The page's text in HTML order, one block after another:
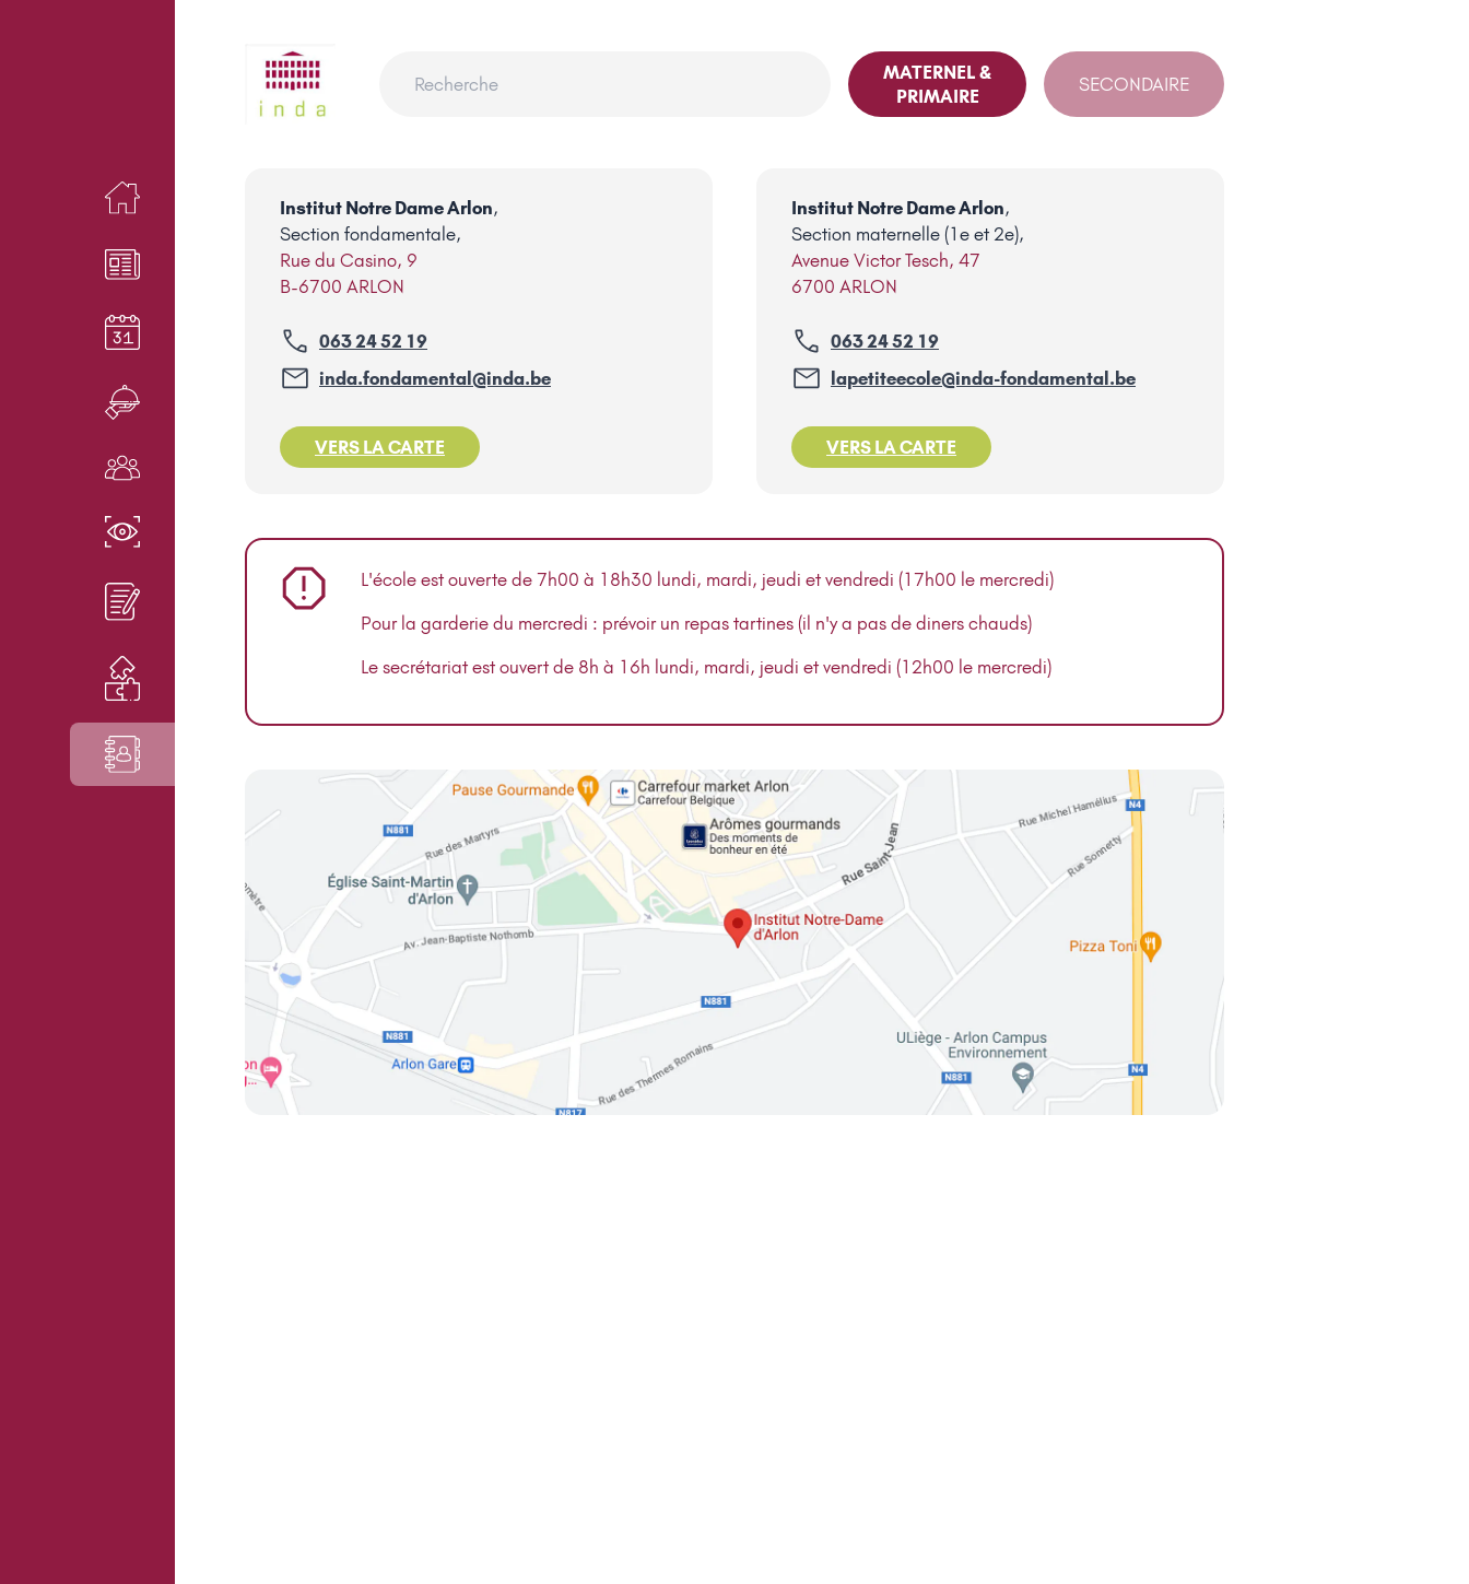
MATERNEL &
PRIMAIRE
SECONDAIRE
Institut Notre Dame Arlon,
Section fondamentale,
Rue du Casino, 9
B-6700 ARLON
063 24 52 19
inda.fondamental@inda.be
VERS LA CARTE
Institut Notre Dame Arlon,
Section maternelle (1e et 2e),
Avenue Victor Tesch, 47
6700 ARLON
063 24 52 19
lapetiteecole@inda-fondamental.be
VERS LA CARTE
L'école est ouverte de 7h00 à 18h30 lundi, mardi, jeudi et vendredi (17h00 le mercredi)
Pour la garderie du mercredi : prévoir un repas tartines (il n'y a pas de diners chauds)
Le secrétariat est ouvert de 8h à 16h lundi, mardi, jeudi et vendredi (12h00 le mercredi)
RESTAURANT
NOS ACTEURS
EN SAVOIR PLUS
INSCRIPTIONS
RESSOURCES